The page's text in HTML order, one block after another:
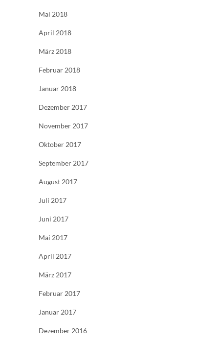
Mai 2018
April 2018
März 2018
Februar 2018
Januar 2018
Dezember 2017
November 2017
Oktober 2017
September 2017
August 2017
Juli 2017
Juni 2017
Mai 2017
April 2017
März 2017
Februar 2017
Januar 2017
Dezember 2016